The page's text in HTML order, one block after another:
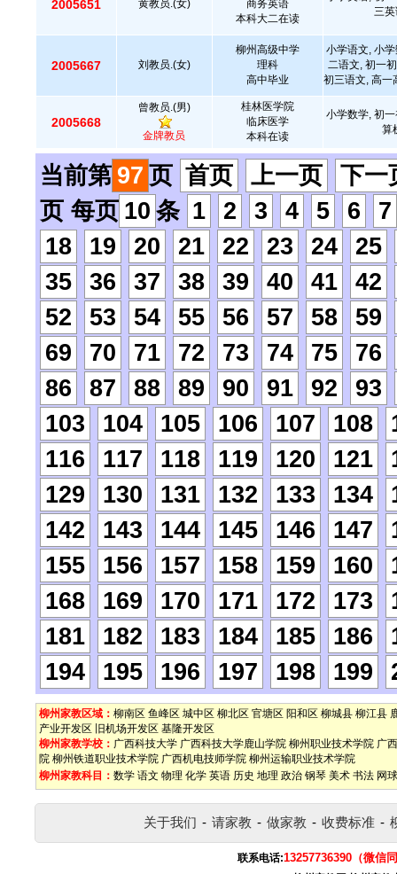
2005651 黄教员.(女)
商务英语
本科大二在读
三
2005667 刘教员.(女)
柳州高级中学
理科
高中毕业
小学语文, 小
二语文, 初一
初三语文, 高一
2005668
曾教员.(男)
金牌教员
桂林医学院
临床医学
本科在读
小学数学, 初
算
当前第 97 页 首页 上一页
下一
页 每页 10 条 1 2 3 4 5 6
7
18
19 20 21 22 23 24
25
35
36 37 38 39 40 41
42
52
53 54 55 56 57 58
59
69
70 71 72 73 74 75
76
86
87 88 89 90 91 92
93
103
104 105 106 107 108
116
117 118 119 120 121
129
130 131 132 133 134
142
143 144 145 146 147
155
156 157 158 159 160
168
169 170 171 172 173
181
182 183 184 185 186
194
195 196 197 198 199
柳州家教区域： 柳南区 鱼峰区 城中区 柳北区 官塘区 阳和区 柳城县 柳江县
产业开发区
旧机场开发区 基隆开发区
柳州家教学校： 广西科技大学 广西科技大学鹿山学院 柳州职业技术学院 广
院 柳州铁道职业技术学院 广西机电技师学院 柳州运输职业技术学院
柳州家教科目： 数学 语文 物理 化学 英语 历史 地理 政治 钢琴 美术 书法 网球
关于我们 - 请家教 - 做家教 - 收费标准 -
联系电话:13257736390（微信